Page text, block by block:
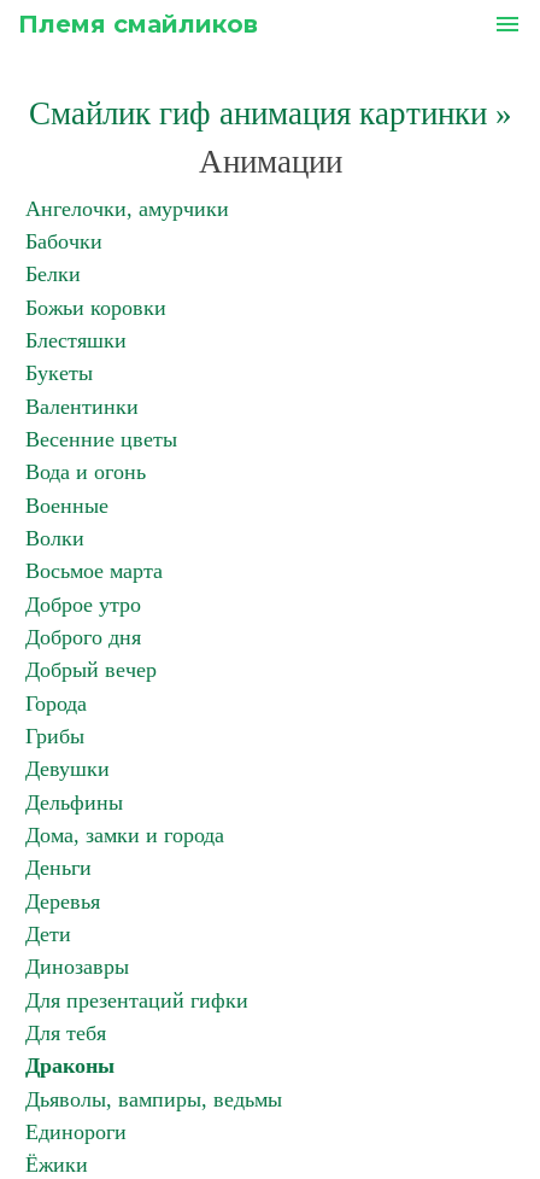
Племя смайликов menu
Смайлик гиф анимация картинки»
Анимации
Ангелочки, амурчики
Бабочки
Белки
Божьи коровки
Блестяшки
Букеты
Валентинки
Весенние цветы
Вода и огонь
Военные
Волки
Восьмое марта
Доброе утро
Доброго дня
Добрый вечер
Города
Грибы
Девушки
Дельфины
Дома, замки и города
Деньги
Деревья
Дети
Динозавры
Для презентаций гифки
Для тебя
Драконы
Дьяволы, вампиры, ведьмы
Единороги
Ёжики